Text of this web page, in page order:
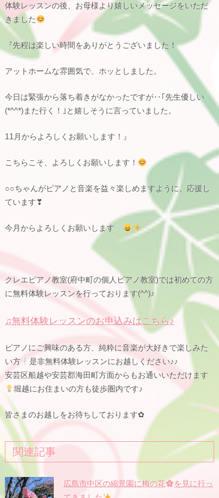
体験レッスンの後、お母様より嬉しいメッセージをいただ
きました
『先程は楽しい時間をありがとうございました！
アットホームな雰囲気で、ホッとしました。
今日は緊張から落ち着きがなかったですが‥｢先生優しい
(*^^*)また行く！｣と嬉しそうに言っていました。
11月からよろしくお願いします！』
こちらこそ、よろしくお願いします！
○○ちゃんがピアノと音楽を益々楽しめますように、応援し
ています❣
今月からよろしくお願いします
クレエピアノ教室(府中町の個人ピアノ教室)では初めての方
に無料体験レッスンを行っております(^^)♪
♫無料体験レッスンのお申込みはこちら♪
ピアノにご興味のある方、純粋に音楽が大好きで楽しみた
い方
是非無料体験レッスンにお越しください♪♪
安芸区船越や安芸郡海田町方面からもお通いいただけます
堀越にお住まいの方も徒歩圏内です♪
皆さまのお越しをお待ちしております✿
関連記事
広島市中区の縮景園に梅の花
を見に行っ